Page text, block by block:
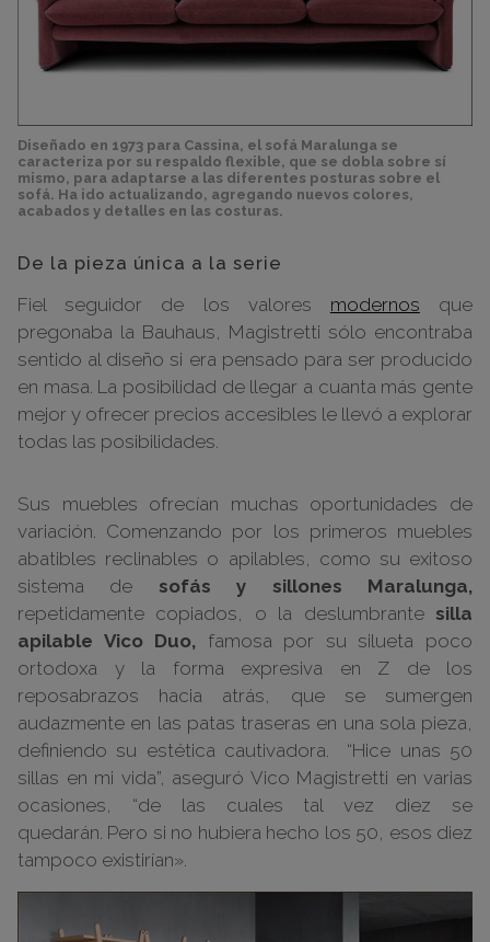
Diseñado en 1973 para Cassina, el sofá Maralunga se
caracteriza por su respaldo flexible, que se dobla sobre sí
mismo, para adaptarse a las diferentes posturas sobre el
sofá. Ha ido actualizando, agregando nuevos colores,
acabados y detalles en las costuras.
De la pieza única a la serie
Fiel seguidor de los valores modernos que
pregonaba la Bauhaus, Magistretti sólo encontraba
sentido al diseño si era pensado para ser producido
en masa. La posibilidad de llegar a cuanta más gente
mejor y ofrecer precios accesibles le llevó a explorar
todas las posibilidades.
Sus muebles ofrecían muchas oportunidades de
variación. Comenzando por los primeros muebles
abatibles reclinables o apilables, como su exitoso
sistema de sofás y sillones Maralunga,
repetidamente copiados, o la deslumbrante silla
apilable Vico Duo, famosa por su silueta poco
ortodoxa y la forma expresiva en Z de los
reposabrazos hacia atrás, que se sumergen
audazmente en las patas traseras en una sola pieza,
definiendo su estética cautivadora. “Hice unas 50
sillas en mi vida”, aseguró Vico Magistretti en varias
ocasiones, “de las cuales tal vez diez se
quedarán. Pero si no hubiera hecho los 50, esos diez
tampoco existirían».